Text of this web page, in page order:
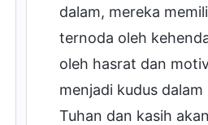
dalam, mereka
ternoda oleh
oleh hasrat dan
menjadi kudus
Tuhan dan kasih